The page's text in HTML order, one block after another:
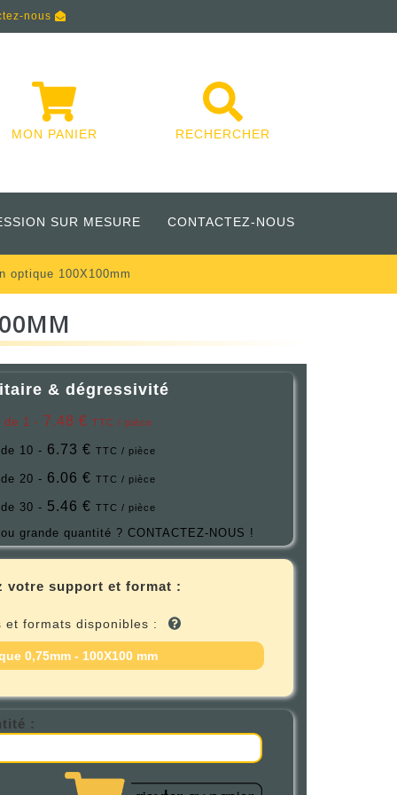
nous
MON PANIER RECHERCHER
SUR MESURE CONTACTEZ-NOUS
optique 100X100mm
& dégressivité
de 1 - 7.48 € TTC / pièce
10 - 6.73 € TTC / pièce
20 - 6.06 € TTC / pièce
30 - 5.46 € TTC / pièce
grande quantité ? CONTACTEZ-NOUS !
votre support et format :
et formats disponibles :
0,75mm - 100X100 mm
: